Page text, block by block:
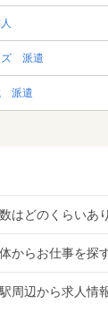
ズ 派遣
派遣
はどのくらいあ
からお仕事を探
周辺から求人情